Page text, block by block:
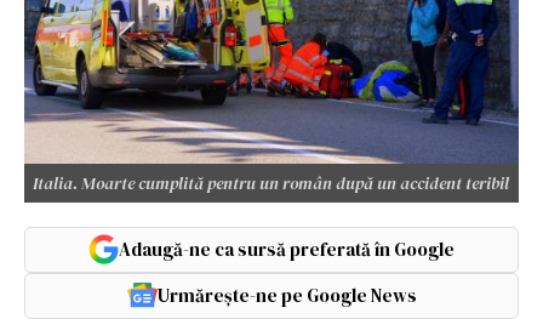
Italia. Moarte cumplită pentru un român după un accident teribil
Adaugă-ne ca sursă preferată în Google
Urmărește-ne pe Google News